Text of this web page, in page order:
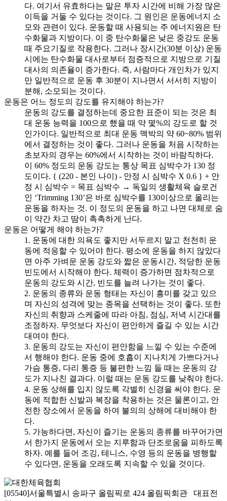
다. 여기서 유효하다는 말은 투자 시간에 비해 가장 많은
이득을 거둘 수 있다는 것이다. 그 원인은 운동에너지 소
모와 관련이 있다. 운동할 때 사용되는 주 에너지원은 탄
수화물과 지방이다. 이 중 탄수화물은 낮은 중강도 운동
때 주요기질로 작용한다. 그러나 장시간(30분 이상) 운동
시에는 탄수화물 대사로부터 점증적으로 지방으로 기질
대사의 의존율이 증가한다. 즉, 사람마다 개인차가 있지
만 일반적으로 운동 후 30분이 지나면서 서서히 지방이
분해, 소모되는 것이다.
운동은 어느 정도의 강도를 유지해야 하는가?
운동의 강도를 결정하는데 중요한 표준이 되는 것은 최
대 운동 능력을 100으로 했을 때 약 몇%의 강도로 할 것
인가이다. 일반적으로 최대 운동 맥박의 약 60~80% 범위
에서 결정하는 것이 좋다. 그러나 운동을 처음 시작하는
초보자의 경우는 60%에서 시작하는 것이 바람직하다.
이 60% 정도의 운동 강도는 통상 목표 심박수가 130 정
도이다. { (220 - 본인 나이) - 안정 시 심박수 X 0.6 } + 안
정 시 심박수 = 목표 심박수 → 독일의 생활체육 슬로건
인 ‘Trimming 130’은 바로 심박수를 130이상으로 올리는
운동을 하자는 것. 이 정도의 운동을 하고 나면 대체로 숨
이 약간 차고 땀이 촉촉하게 난다.
운동은 어떻게 해야 하는가?
1. 운동에 대한 의욕도 좋지만 서두르지 말고 천천히 운
동에 적응할 수 있어야 한다. 평소에 운동을 하지 않았다
면 아주 가벼운 운동 강도와 짧은 운동시간, 적당한 운동
빈도에서 시작해야 한다. 체력이 증가하면 점차적으로
운동의 강도와 시간, 빈도를 늘려 나가는 것이 좋다.
2. 운동의 종류와 운동 형태는 자신이 흥미를 갖고 있으
며 자신의 성격에 맞는 종목을 선택하는 것이 좋다. 또한
자신의 취향과 스케줄에 따라 아침, 점심, 저녁 시간대를
조정하자. 무엇보다 자신이 편안하게 즐길 수 있는 시간
대여야 한다.
3. 운동의 강도는 자신이 편안함을 느낄 수 있는 수준에
서 행해야 한다. 운동 중에 호흡이 지나치게 가쁘다거나
가슴 통증, 다리 통증 등 불편한 느낌 들 때는 운동의 강
도가 지나친 결과다. 이럴 때는 운동 강도를 낮춰야 한다.
4. 운동 상해를 입지 않도록 각별히 신경을 써야 한다. 운
동에 적합한 신발과 복장을 착용하는 것은 물론이고, 안
전한 장소에서 운동을 하여 불의의 상해에 대비해야 한
다.
5. 가능하다면, 자신이 즐기는 운동의 종류를 바꾸어가면
서 한가지 운동에서 오는 지루함과 단조로움을 피하도록
하자. 예를 들어 조깅, 테니스, 수영 등의 운동을 병행할
수 있다면, 운동을 오래도록 지속할 수 있을 것이다.
[05540]서울특별시 송파구 올림픽로 424 올림픽회관 대표전